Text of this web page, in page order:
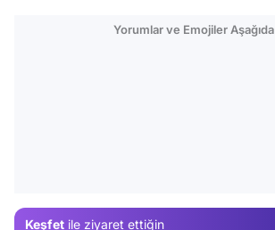
Yorumlar ve Emojiler Aşağıda
Keşfet ile ziyaret ettiğin